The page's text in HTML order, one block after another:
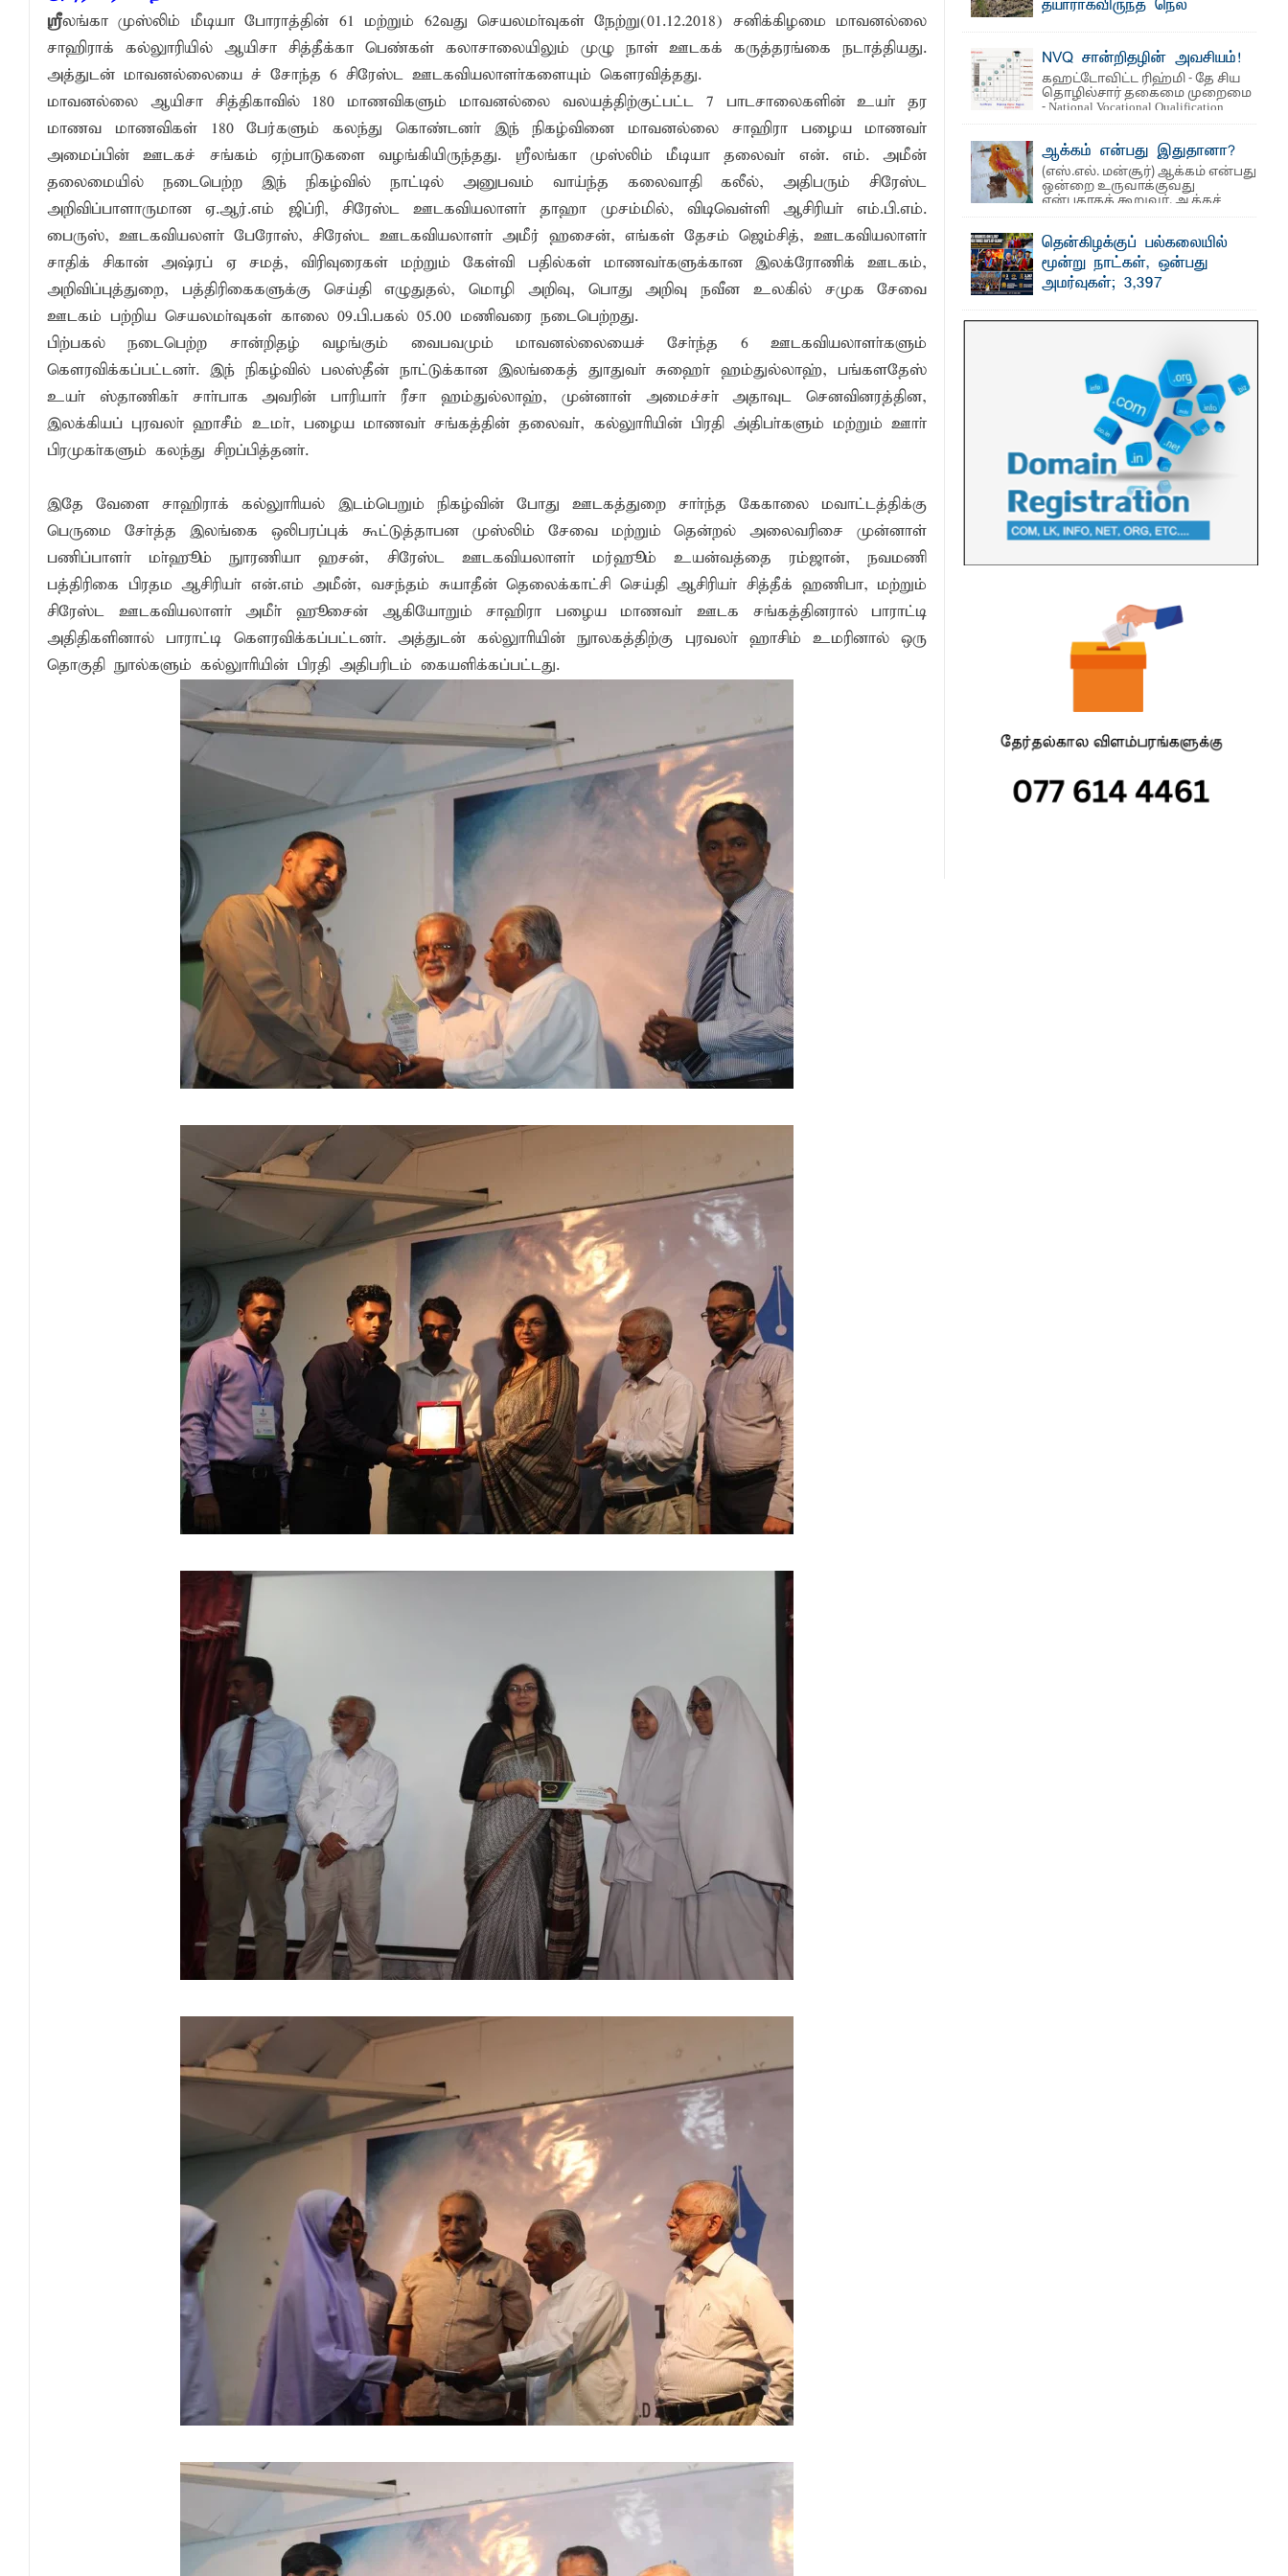
சுகாதார விதிமுறைகளை மீறிய வியாபாரிகளுக்கு எதிராகச் சட்ட நடவடிக்கை! மனித நுகர்வுக்குப் பொருத்தமற்ற உணவுகள் கைப்பற்றப்பட்டுக் அழிப்பு
மாளிகைக்காட்டிற்கு நிரந்தர மாற்று மையவாடி அமைப்பது குறித்து விசேட ஆலோசனைக் கூட்டம் : மக்களின் நீண்டகால தேவைக்கு தீர்வு காண
ஒருமித்த நடவடிக்கைக்கு முஸ்தீபு
வவுனியாவில் சர்வதேச சகோதரிகள் தினம்!
ஸ்ரீலங்கா முஸ்லிம் மீடியா போராத்தின் 61 மற்றும் 62வது செயலமா்வுகள் நேற்று(01.12.2018) சனிக்கிழமை மாவனல்லை
சாஹிராக் கல்லுாரியில் ஆயிசா சித்தீக்கா பெண்கள் கலாசாலையிலும் முழு நாள் ஊடகக் கருத்தரங்கை நடாத்தியது.
அத்துடன் மாவனல்லையை ச் சோந்த 6 சிரேஸ்ட ஊடகவியலாளா்களையும் கௌரவித்தது.
மாவனல்லை ஆயிசா சித்திகாவில் 180 மாணவிகளும் மாவனல்லை வலயத்திற்குட்பட்ட 7 பாடசாலைகளின் உயா் தர
மாணவ மாணவிகள் 180 பேர்களும் கலந்து கொண்டனா் இந் நிகழ்வினை மாவனல்லை சாஹிரா பழைய மாணவா்
அமைப்பின் ஊடகச் சங்கம் ஏற்பாடுகளை வழங்கியிருந்தது. ஸ்ரீலங்கா முஸ்லிம் மீடியா தலைவா் என். எம். அமீன்
தலைமையில் நடைபெற்ற இந் நிகழ்வில் நாட்டில் அனுபவம் வாய்ந்த கலைவாதி கலீல், அதிபரும் சிரேஸ்ட
அறிவிப்பாளாருமான ஏ.ஆர்.எம் ஜிப்ரி, சிரேஸ்ட ஊடகவியலாளா் தாஹா முசம்மில், விடிவெள்ளி ஆசிரியா் எம்.பி.எம்.
பைருஸ், ஊடகவியலளா் பேரோஸ், சிரேஸ்ட ஊடகவியலாளா் அமீர் ஹசைன், எங்கள் தேசம் ஜெம்சித், ஊடகவியலாளா்
சாதிக் சிகான் அஷ்ரப் ஏ சமத், விரிவுரைகள் மற்றும் கேள்வி பதில்கள் மாணவா்களுக்கான இலக்ரோணிக் ஊடகம்,
அறிவிப்புத்துறை, பத்திரிகைகளுக்கு செய்தி எழுதுதல், மொழி அறிவு, பொது அறிவு நவீன உலகில் சமுக சேவை
ஊடகம் பற்றிய செயலமா்வுகள் காலை 09.பி.பகல் 05.00 மணிவரை நடைபெற்றது.
பிற்பகல் நடைபெற்ற சான்றிதழ் வழங்கும் வைபவமும் மாவனல்லையைச் சோ்ந்த 6 ஊடகவியலாளா்களும்
கௌரவிக்கப்பட்டனா். இந் நிகழ்வில் பலஸ்தீன் நாட்டுக்கான இலங்கைத் துாதுவா் சுஹைா் ஹம்துல்லாஹ், பங்களதேஸ்
உயா் ஸ்தாணிகா் சாா்பாக அவரின் பாரியாா் ரீசா ஹம்துல்லாஹ், முன்னாள் அமைச்சா் அதாவுட செனவினரத்தின,
இலக்கியப் புரவலா் ஹாசீம் உமா், பழைய மாணவா் சங்கத்தின் தலைவா், கல்லுாாியின் பிரதி அ்திபா்களும் மற்றும் ஊாா்
பிரமுகா்களும் கலந்து சிறப்பித்தனா்.
இதே வேளை சாஹிராக் கல்லுாாியல் இடம்பெறும் நிகழ்வின் போது ஊடகத்துறை சாா்ந்த கேகாலை மவாட்டத்திக்கு
பெருமை சோ்த்த இலங்கை ஒலிபரப்புக் கூட்டுத்தாபன முஸ்லிம் சேவை மற்றும் தென்றல் அலைவரிசை முன்னாள்
பணிப்பாளா் மா்ஹூம் நுாரணியா ஹசன், சிரேஸ்ட ஊடகவியலாளா் மர்ஹூம் உயன்வத்தை ரம்ஜான், நவமணி
பத்திரிகை பிரதம ஆசிரியா் என்.எம் அமீன், வசந்தம் சுயாதீன் தெலைக்காட்சி செய்தி ஆசிரியா் சித்தீக் ஹணிபா, மற்றும்
சிரேஸ்ட ஊடகவியலாளா் அமீா் ஹூசைன் ஆகியோறும் சாஹிரா பழைய மாணவா் ஊடக சங்கத்தினரால் பாராட்டி
அதிதிகளினால் பாராட்டி கௌரவிக்கப்பட்டனா். அத்துடன் கல்லுாாியின் நுாலகத்திற்கு புரவலா் ஹாசிம் உமரினால் ஒரு
தொகுதி நுால்களும் கல்லுாாியின் பிரதி அதிபரிடம் கையளிக்கப்பட்டது.
தயாராகவிருந்த நெல்
காட்டு யானைகள்
பாறுக் ஷிஹான்- அ ம்பாறை மாவட்டத்தின்
தீகவாபி பிரதேசத்தில் அறுவடைக்குத்
தயாரான நிலையில் காணப்பட்ட பல ...
NVQ சான்றிதழின் அவசியம்!
கஹட்டோவிட்ட ரிஹ்மி - தே சிய
தொழில்சார் தகைமை முறைமை
- National Vocational Qualification
(NVQ) ...
ஆக்கம் என்பது இதுதானா?
(எஸ்.எல். மன்சூர்) ஆக்கம் என்பது
ஒன்றை உருவாக்குவது
என்பதாகக் கூறுவர். ஆக்கச்
சிந்தனை ...
தென்கிழக்குப் பல்கலையில்
மூன்று நாட்கள், ஒன்பது
அமர்வுகள்; 3,397
சிறந்த மாணவர்களுக்கு
எம்.வை. அமீர்- ஒ லுவிலில் அமைந்துள்ள
தென்கிழக்குப் பல்கலைக்கழகத்தின்
18ஆவது பொதுப் பட்டமளிப்பு விழா ...